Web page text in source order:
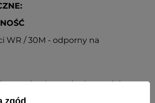
WR / 30M - odporny na
o podwyższonej odporności na